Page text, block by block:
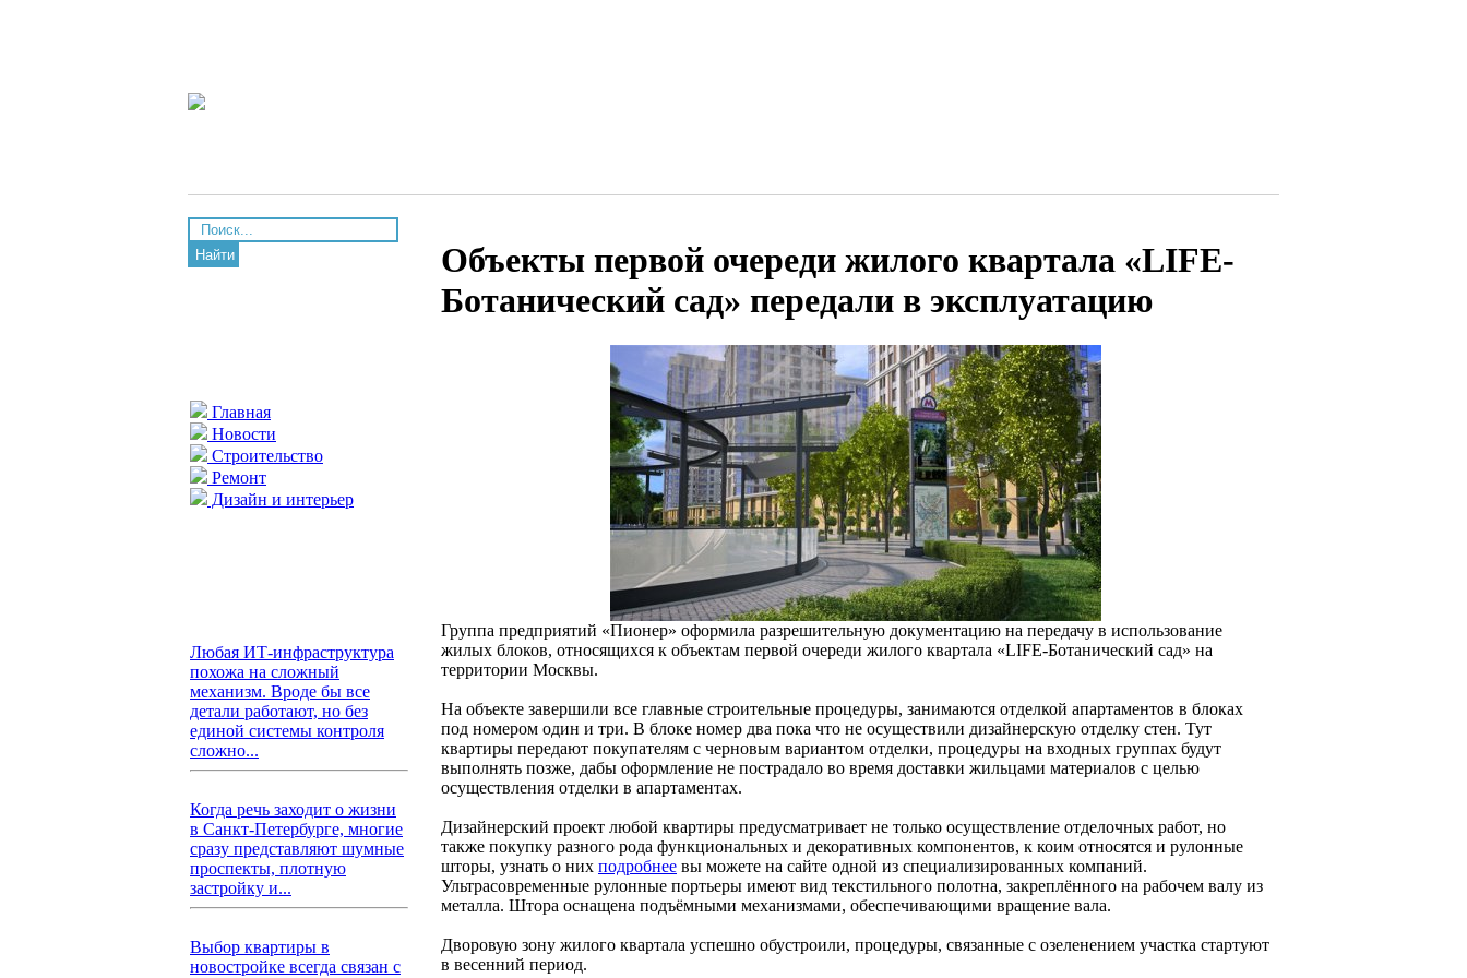
Найти
Главная
Новости
Строительство
Ремонт
Дизайн и интерьер
Любая ИТ-инфраструктура
похожа на сложный
механизм. Вроде бы все
детали работают, но без
единой системы контроля
сложно...
Когда речь заходит о жизни
в Санкт-Петербурге, многие
сразу представляют шумные
проспекты, плотную
застройку и...
Выбор квартиры в
новостройке всегда связан с
Объекты первой очереди жилого квартала «LIFE-
Ботанический сад» передали в эксплуатацию
Группа предприятий «Пионер» оформила разрешительную документацию на передачу в использование
жилых блоков, относящихся к объектам первой очереди жилого квартала «LIFE-Ботанический сад» на
территории Москвы.
На объекте завершили все главные строительные процедуры, занимаются отделкой апартаментов в блоках
под номером один и три. В блоке номер два пока что не осуществили дизайнерскую отделку стен. Тут
квартиры передают покупателям с черновым вариантом отделки, процедуры на входных группах будут
выполнять позже, дабы оформление не пострадало во время доставки жильцами материалов с целью
осуществления отделки в апартаментах.
Дизайнерский проект любой квартиры предусматривает не только осуществление отделочных работ, но
также покупку разного рода функциональных и декоративных компонентов, к коим относятся и рулонные
шторы, узнать о них подробнее вы можете на сайте одной из специализированных компаний.
Ультрасовременные рулонные портьеры имеют вид текстильного полотна, закреплённого на рабочем валу из
металла. Штора оснащена подъёмными механизмами, обеспечивающими вращение вала.
Дворовую зону жилого квартала успешно обустроили, процедуры, связанные с озеленением участка стартуют
в весенний период.